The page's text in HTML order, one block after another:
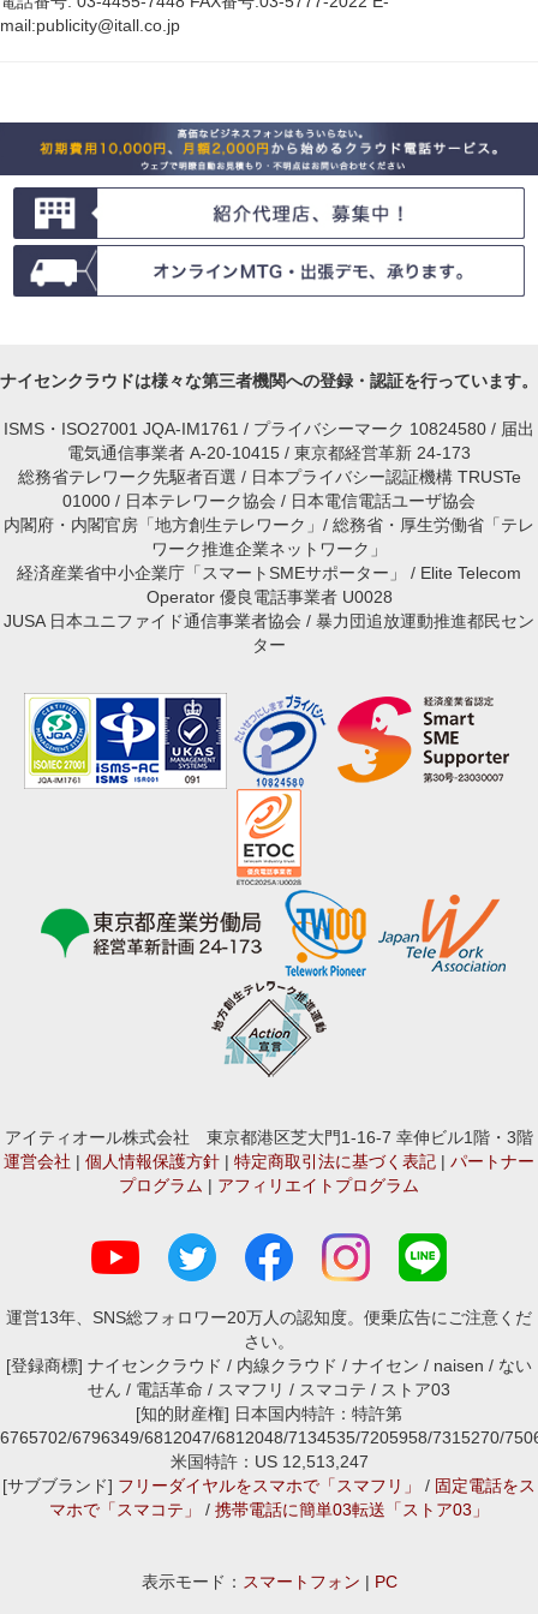
mail:publicity@itall.co.jp
ナイセンクラウドは様々な第三者機関への登録・認証を行っています。
ISMS・ISO27001 JQA-IM1761 / プライバシーマーク 10824580 / 届出
電気通信事業者 A-20-10415 / 東京都経営革新 24-173
総務省テレワーク先駆者百選 / 日本プライバシー認証機構 TRUSTe
01000 / 日本テレワーク協会 / 日本電信電話ユーザ協会
内閣府・内閣官房「地方創生テレワーク」/ 総務省・厚生労働省「テレ
ワーク推進企業ネットワーク」
経済産業省中小企業庁「スマートSMEサポーター」 / Elite Telecom
Operator 優良電話事業者 U0028
JUSA 日本ユニファイド通信事業者協会 / 暴力団追放運動推進都民セン
ター
アイティオール株式会社 東京都港区芝大門1-16-7 幸伸ビル1階・3階
運営会社 | 個人情報保護方針 | 特定商取引法に基づく表記 | パートナー
プログラム | アフィリエイトプログラム
運営13年、SNS総フォロワー20万人の認知度。便乗広告にご注意くだ
さい。
[登録商標] ナイセンクラウド / 内線クラウド / ナイセン / naisen / ない
せん / 電話革命 / スマフリ / スマコテ / ストア03
[知的財産権] 日本国内特許：特許第
6765702/6796349/6812047/6812048/7134535/7205958/7315270/
米国特許：US 12,513,247
[サブブランド] フリーダイヤルをスマホで「スマフリ」 / 固定電話をス
マホで「スマコテ」
/ 携帯電話に簡単03転送「ストア03」
表示モード： スマートフォン | PC